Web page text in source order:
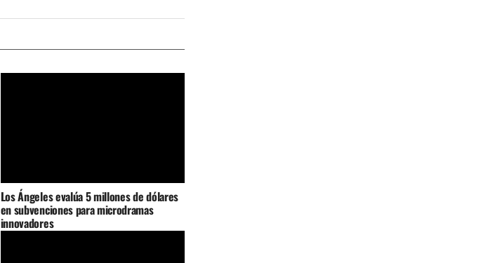
Los Ángeles evalúa 5 millones de dólares
en subvenciones para microdramas
innovadores